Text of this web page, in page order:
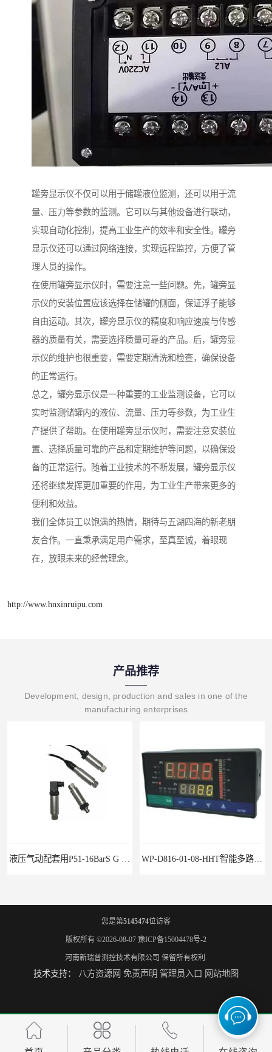
罐旁显示仪不仅可以用于储罐液位监测，还可以用于流
量、压力等参数的监测。它可以与其他设备进行联动，
实现自动化控制，提高工业生产的效率和安全性。罐旁
显示仪还可以通过网络连接，实现远程监控，方便了管
理人员的操作。
在使用罐旁显示仪时，需要注意一些问题。先，罐旁显
示仪的安装位置应该选择在储罐的侧面，保证浮子能够
自由运动。其次，罐旁显示仪的精度和响应速度与传感
器的质量有关，需要选择质量可靠的产品。后，罐旁显
示仪的维护也很重要，需要定期清洗和检查，确保设备
的正常运行。
总之，罐旁显示仪是一种重要的工业监测设备，它可以
实时监测储罐内的液位、流量、压力等参数，为工业生
产提供了帮助。在使用罐旁显示仪时，需要注意安装位
置、选择质量可靠的产品和定期维护等问题，以确保设
备的正常运行。随着工业技术的不断发展，罐旁显示仪
还将继续发挥更加重要的作用，为工业生产带来更多的
便利和效益。
我们全体员工以饱满的热情，期待与五湖四海的新老朋
友合作。一直秉承满足用户需求，至真至诚，着眼现
在，放眼未来的经营理念。
http://www.hnxinruipu.com
产品推荐
Development, design, production and sales in one of the
manufacturing enterprises
水泥厂用DG1300-PJ-1-2-40/AA2N压力变送器 铜液氨冷器配套用UYB-8003物位变送器
您是第5145474位访客
版权所有 ©2026-08-07 豫ICP备15004478号-2
河南新瑞普测控技术有限公司 保留所有权利.
技术支持： 八方资源网 免责声明 管理员入口 网站地图